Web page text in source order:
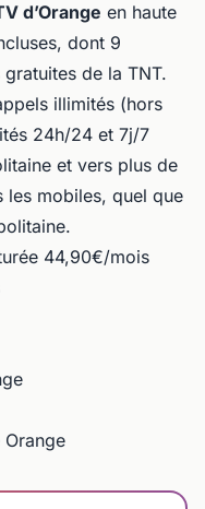
d’Orange en haute
dont 9
de la TNT.
illimités (hors
24h/24 et 7j/7
et vers plus de
les mobiles, quel que
44,90€/mois